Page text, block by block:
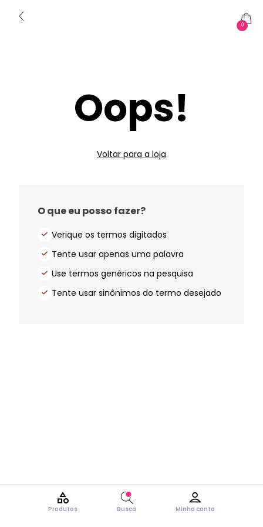
0
Produtos Busca Minha conta
Oops!
Voltar para a loja
O que eu posso fazer?
Verique os termos digitados
Tente usar apenas uma palavra
Use termos genéricos na pesquisa
Tente usar sinônimos do termo desejado